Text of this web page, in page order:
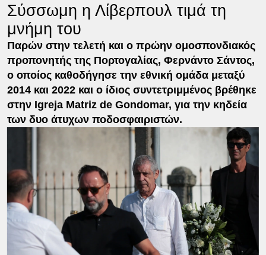
Σύσσωμη η Λίβερπουλ τιμά τη
μνήμη του
Παρών στην τελετή και ο πρώην ομοσπονδιακός
προπονητής της Πορτογαλίας, Φερνάντο Σάντος,
ο οποίος καθοδήγησε την εθνική ομάδα μεταξύ
2014 και 2022 και ο ίδιος συντετριμμένος βρέθηκε
στην Igreja Matriz de Gondomar, για την κηδεία
των δυο άτυχων ποδοσφαιριστών.